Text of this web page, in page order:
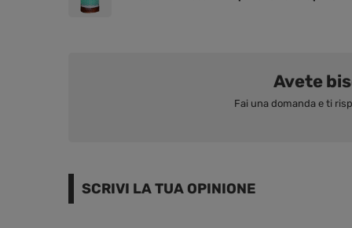
Avete
Fai una domanda e ti
SCRIVI LA TUA OPINIONE